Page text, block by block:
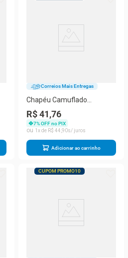
Correios Mais Entregas
Chapéu Camuflado
Australiano Canavieiro
Respirável Protetor Solar
Pesca Trilha Camping
R$ 41,76
7% OFF no PIX
1
R$ 44 90
Adicionar ao carrinho
CUPOM PROMO10